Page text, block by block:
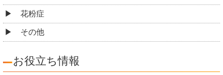
花粉症
その他
お役立ち情報